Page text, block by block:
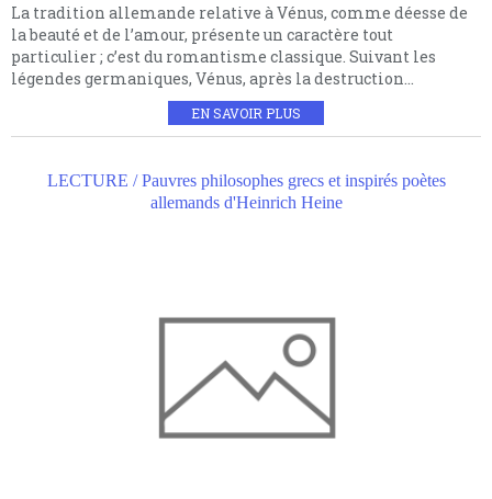
La tradition allemande relative à Vénus, comme déesse de
la beauté et de l’amour, présente un caractère tout
particulier ; c’est du romantisme classique. Suivant les
légendes germaniques, Vénus, après la destruction...
EN SAVOIR PLUS
LECTURE / Pauvres philosophes grecs et inspirés poètes
allemands d'Heinrich Heine